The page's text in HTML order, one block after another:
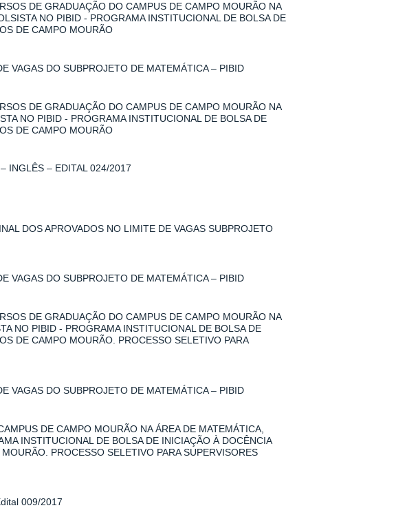
DE GRADUAÇÃO DO CAMPUS DE CAMPO MOURÃO NA
NO PIBID - PROGRAMA INSTITUCIONAL DE BOLSA DE
DE CAMPO MOURÃO
VAGAS DO SUBPROJETO DE MATEMÁTICA – PIBID
DE GRADUAÇÃO DO CAMPUS DE CAMPO MOURÃO NA
NO PIBID - PROGRAMA INSTITUCIONAL DE BOLSA DE
DE CAMPO MOURÃO
INGLÊS – EDITAL 024/2017
DOS APROVADOS NO LIMITE DE VAGAS SUBPROJETO
VAGAS DO SUBPROJETO DE MATEMÁTICA – PIBID
DE GRADUAÇÃO DO CAMPUS DE CAMPO MOURÃO NA
NO PIBID - PROGRAMA INSTITUCIONAL DE BOLSA DE
DE CAMPO MOURÃO. PROCESSO SELETIVO PARA
VAGAS DO SUBPROJETO DE MATEMÁTICA – PIBID
DE CAMPO MOURÃO NA ÁREA DE MATEMÁTICA,
INSTITUCIONAL DE BOLSA DE INICIAÇÃO À DOCÊNCIA
PROCESSO SELETIVO PARA SUPERVISORES
009/2017